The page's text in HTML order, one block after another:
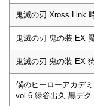
鬼滅の刃 Xross Link
鬼滅の刃 鬼の装 EX
鬼滅の刃 鬼の装 EX
僕のヒーローアカデ
vol.6 緑谷出久 黒デク